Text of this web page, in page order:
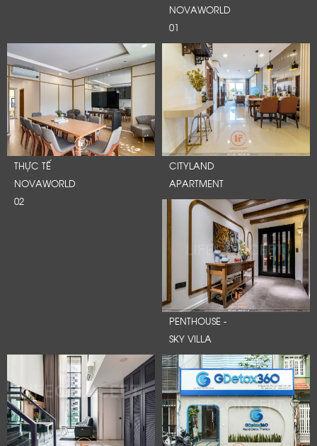
NOVAWORLD
01
THỰC TẾ
NOVAWORLD
02
CITYLAND
APARTMENT
PENTHOUSE -
SKY VILLA